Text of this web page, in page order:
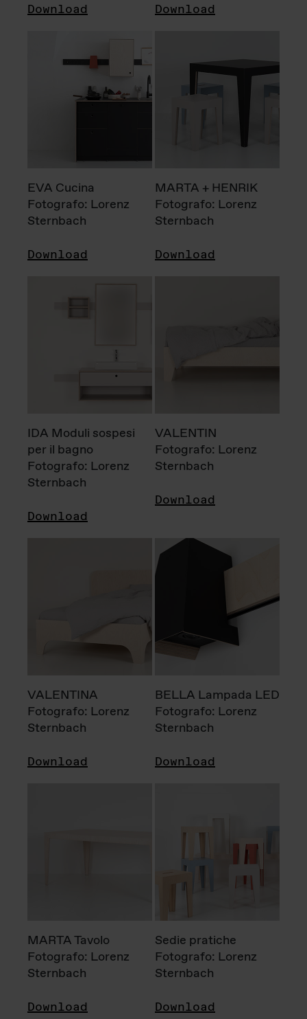
Download Download
EVA Cucina
Fotografo: Lorenz
Sternbach
Download
MARTA + HENRIK
Fotografo: Lorenz
Sternbach
Download
IDA Moduli sospesi
per il bagno
Fotografo: Lorenz
Sternbach
Download
VALENTIN
Fotografo: Lorenz
Sternbach
Download
VALENTINA
Fotografo: Lorenz
Sternbach
Download
BELLA Lampada LED
Fotografo: Lorenz
Sternbach
Download
MARTA Tavolo
Fotografo: Lorenz
Sternbach
Download
Sedie pratiche
Fotografo: Lorenz
Sternbach
Download